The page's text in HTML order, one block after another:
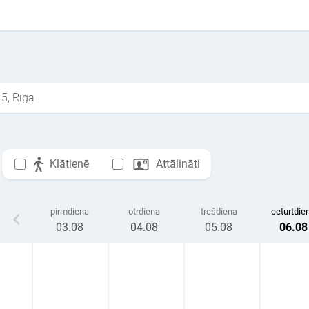
Rīga
Klātienē Attālināti
pirmdiena
03.08
otrdiena
04.08
trešdiena
05.08 06.08